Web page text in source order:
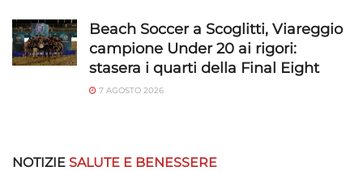
Beach Soccer a Scoglitti, Viareggio
campione Under 20 ai rigori:
stasera i quarti della Final Eight
7 AGOSTO 2026
NOTIZIE SALUTE E BENESSERE